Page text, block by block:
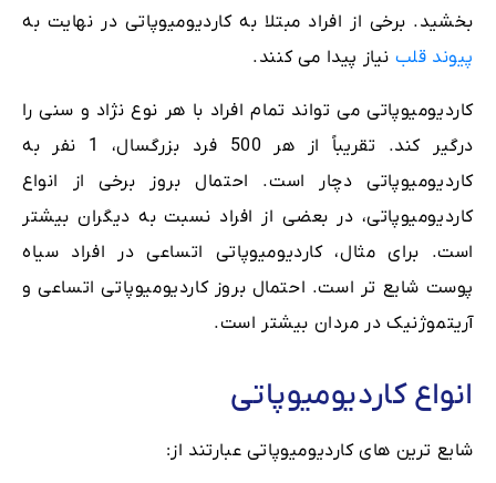
بخشید. برخی از افراد مبتلا به کاردیومیوپاتی در نهایت به
پیوند قلب نیاز پیدا می کنند.
کاردیومیوپاتی می تواند تمام افراد با هر نوع نژاد و سنی را
درگیر کند. تقریباً از هر 500 فرد بزرگسال، 1 نفر به
کاردیومیوپاتی دچار است. احتمال بروز برخی از انواع
کاردیومیوپاتی، در بعضی از افراد نسبت به دیگران بیشتر
است. برای مثال، کاردیومیوپاتی اتساعی در افراد سیاه
پوست شایع تر است. احتمال بروز کاردیومیوپاتی اتساعی و
آریتموژنیک در مردان بیشتر است.
انواع کاردیومیوپاتی
شایع ترین های کاردیومیوپاتی عبارتند از: